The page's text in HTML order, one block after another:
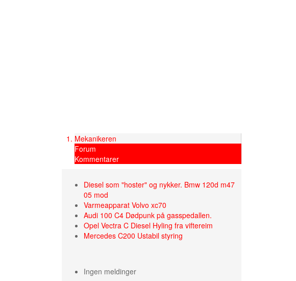
Mekanikeren
Forum
Kommentarer
Diesel som "hoster" og nykker. Bmw 120d m47
05 mod
Varmeapparat Volvo xc70
Audi 100 C4 Dødpunk på gasspedallen.
Opel Vectra C Diesel Hyling fra viftereim
Mercedes C200 Ustabil styring
Ingen meldinger